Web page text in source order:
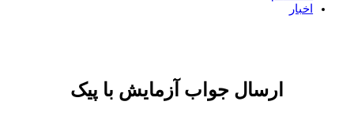
اخبار
ارسال جواب آزمایش با پیک